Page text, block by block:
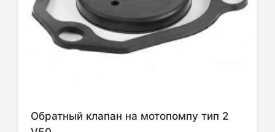
Обратный клапан на мотопомпу тип 2